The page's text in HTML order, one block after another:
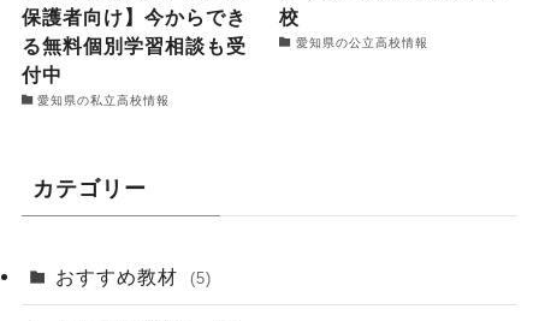
保護者向け】今からでき
る無料個別学習相談も受
付中
愛知県の私立高校情報
校
愛知県の公立高校情報
カテゴリー
おすすめ教材 (5)